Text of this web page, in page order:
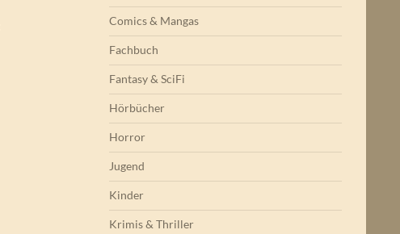
Comics & Mangas
Fachbuch
Fantasy & SciFi
Hörbücher
Horror
Jugend
Kinder
Krimis & Thriller